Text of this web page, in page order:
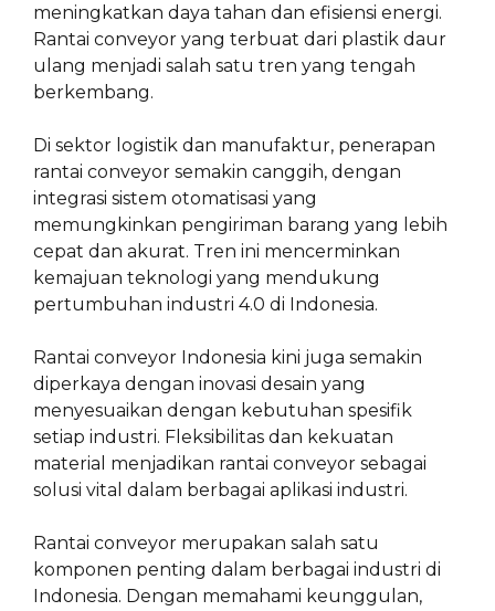
meningkatkan daya tahan dan efisiensi energi.
Rantai conveyor yang terbuat dari plastik daur
ulang menjadi salah satu tren yang tengah
berkembang.
Di sektor logistik dan manufaktur, penerapan
rantai conveyor semakin canggih, dengan
integrasi sistem otomatisasi yang
memungkinkan pengiriman barang yang lebih
cepat dan akurat. Tren ini mencerminkan
kemajuan teknologi yang mendukung
pertumbuhan industri 4.0 di Indonesia.
Rantai conveyor Indonesia kini juga semakin
diperkaya dengan inovasi desain yang
menyesuaikan dengan kebutuhan spesifik
setiap industri. Fleksibilitas dan kekuatan
material menjadikan rantai conveyor sebagai
solusi vital dalam berbagai aplikasi industri.
Rantai conveyor merupakan salah satu
komponen penting dalam berbagai industri di
Indonesia. Dengan memahami keunggulan,